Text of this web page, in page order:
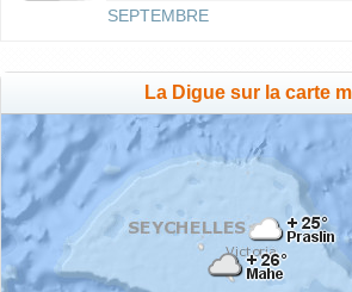
SEPTEMBRE
La Digue sur la carte